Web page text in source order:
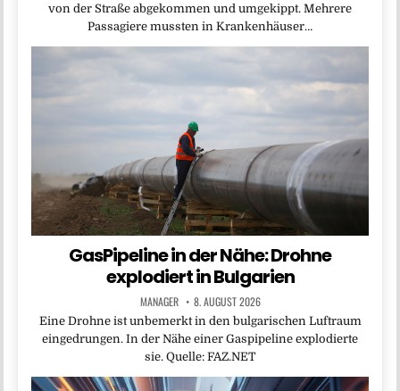
von der Straße abgekommen und umgekippt. Mehrere
Passagiere mussten in Krankenhäuser…
GasPipeline in der Nähe: Drohne
explodiert in Bulgarien
MANAGER 8. AUGUST 2026
Eine Drohne ist unbemerkt in den bulgarischen Luftraum
eingedrungen. In der Nähe einer Gaspipeline explodierte
sie. Quelle: FAZ.NET